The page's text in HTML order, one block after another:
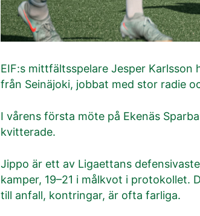
EIF:s mittfältsspelare Jesper Karlsson
från Seinäjoki, jobbat med stor radie
I vårens första möte på Ekenäs
kvitterade.
Jippo är ett av Ligaettans
kamper, 19–21 i målkvot i
till anfall, kontringar, är ofta farliga.